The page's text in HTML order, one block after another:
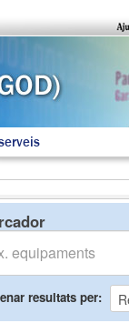
resultats per